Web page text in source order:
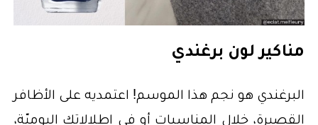
مناكير لون برغندي
البرغندي هو نجم هذا الموسم! اعتمديه على الأظافر
القصيرة، خلال المناسبات أو في إطلالاتكِ اليوميّة،